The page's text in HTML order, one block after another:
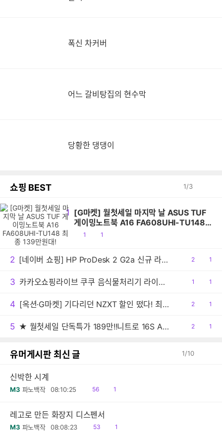
폭신 차커버
어느 갈비탕집의 현수막
당황한 댕댕이
쇼핑 BEST 1/3
1 [G마켓] 월첫세일 마지막 날 ASUS TUF
게이밍노트북 A16 FA608UHI-TU148
최종 139만원대!
공1
댓1
2 [네이버 쇼핑] HP ProDesk 2 G2a 신규 라인업 출시 [DG1T7PT / 1,299,000원 ＆ DG1T5PT / 1,469,000원 ＆ DG1Q4PT / 1,599,000원]
공
2
댓1
3 카카오쇼핑라이브 쿠쿠 음식물처리기 라이브 방송 안내!
공1
댓1
4 [옥션·G마켓] 기다리던 NZXT 할인 떴다! 최대 22%+추가선물혜택까지!
공
2
댓1
5 ★ 월첫세일 단독특가 189만!!니트로 16S AI 게이밍노트북 R7 350 RTX5060 1TB / 32GB
공
2
댓1
유머게시판 최신 글 1/10
신박한 시계
M3 파노백작 08:10:25
읽
56
댓1
레고로 만든 화장지 디스펜서
M3 파노백작 08:08:23
읽
53
댓1